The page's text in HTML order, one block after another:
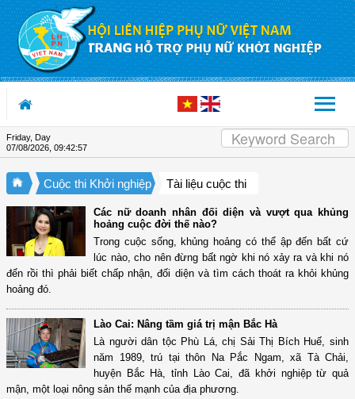
Skip to Content
Friday, Day
07/08/2026 09:42:58
Cuộc thi Khởi nghiệp Tài liệu cuộc thi
Các nữ doanh nhân đối diện và vượt qua khủng
hoảng cuộc đời thế nào?
Trong cuộc sống, khủng hoảng có thể ập đến bất cứ
lúc nào, cho nên đừng bất ngờ khi nó xảy ra và khi nó
đến rồi thì phải biết chấp nhận, đối diện và tìm cách thoát ra khỏi khủng
hoảng đó.
Lào Cai: Nâng tầm giá trị mận Bắc Hà
Là người dân tộc Phù Lá, chị Sải Thị Bích Huế, sinh
năm 1989, trú tại thôn Na Pắc Ngam, xã Tà Chải,
huyện Bắc Hà, tỉnh Lào Cai, đã khởi nghiệp từ quả
mận, một loại nông sản thế mạnh của địa phương.